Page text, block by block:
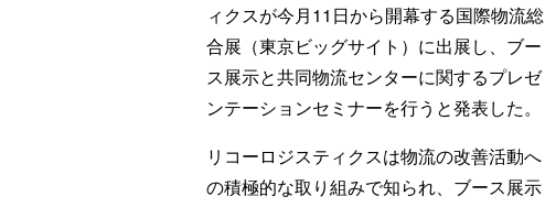
ィクスが今月11日から開幕する国際物流総
合展（東京ビッグサイト）に出展し、ブー
ス展示と共同物流センターに関するプレゼ
ンテーションセミナーを行うと発表した。
リコーロジスティクスは物流の改善活動へ
の積極的な取り組みで知られ、ブース展示